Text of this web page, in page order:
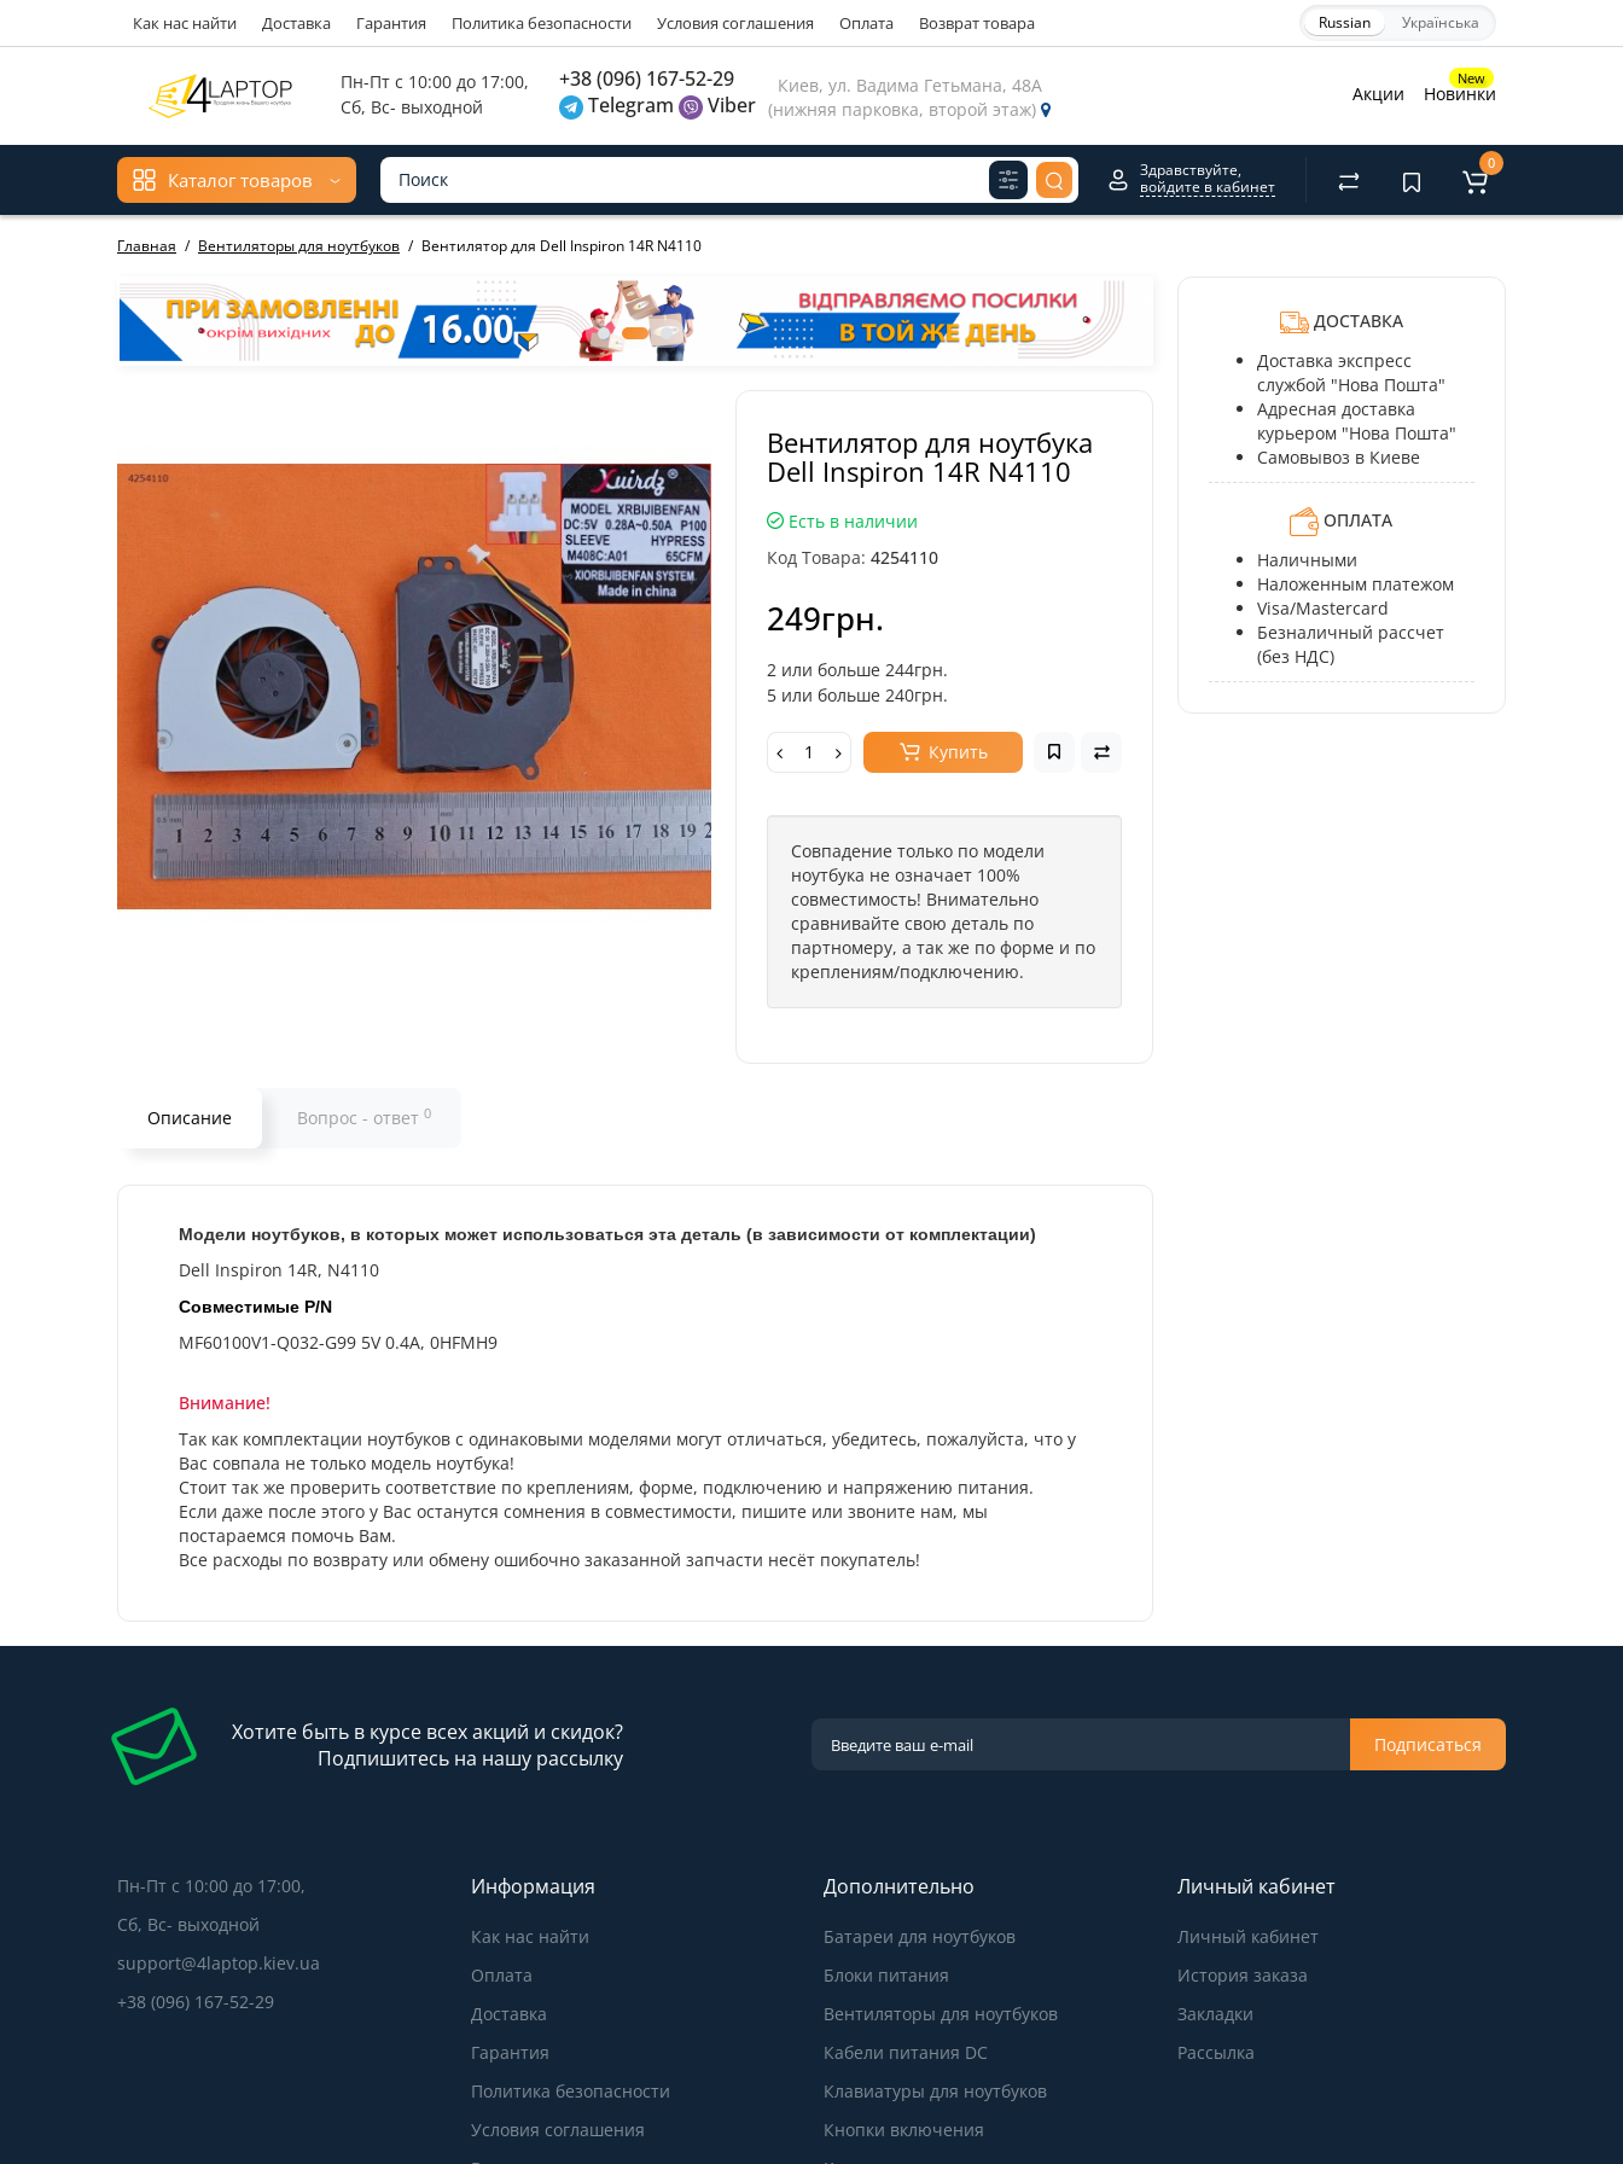
Как нас найти Доставка Гарантия Политика безопасности Условия соглашения Оплата Возврат товара Russian Українська
Пн-Пт с 10:00 до 17:00,
Сб, Вс- выходной
+38 (096) 167-52-29
Telegram
Viber
Киев, ул. Вадима Гетьмана, 48А
(нижняя парковка, второй этаж)
Акции
New
Новинки
Каталог товаров
Здравствуйте,
войдите в кабинет
0
Главная Вентиляторы для ноутбуков Вентилятор для Dell Inspiron 14R N4110
Мова магазину
Russian
Українська
Закрити
Вентилятор для ноутбука
Dell Inspiron 14R N4110
Есть в наличии
Код Товара: 4254110
249грн.
2 или больше 244грн.
5 или больше 240грн.
Купить
Совпадение только по модели
ноутбука не означает 100%
совместимость! Внимательно
сравнивайте свою деталь по
партномеру, а так же по форме и по
креплениям/подключению.
Описание Вопрос - ответ 0
Модели ноутбуков, в которых может использоваться эта деталь (в зависимости от комплектации)
Dell Inspiron 14R, N4110
Совместимые P/N
MF60100V1-Q032-G99 5V 0.4A, 0HFMH9
Внимание!
Так как комплектации ноутбуков с одинаковыми моделями могут отличаться, убедитесь, пожалуйста, что у
Вас совпала не только модель ноутбука!
Стоит так же проверить соответствие по креплениям, форме, подключению и напряжению питания.
Если даже после этого у Вас останутся сомнения в совместимости, пишите или звоните нам, мы
постараемся помочь Вам.
Все расходы по возврату или обмену ошибочно заказанной запчасти несёт покупатель!
ДОСТАВКА
Доставка экспресс
службой "Нова Пошта"
Адресная доставка
курьером "Нова Пошта"
Самовывоз в Киеве
ОПЛАТА
Наличными
Наложенным платежом
Visa/Mastercard
Безналичный рассчет
(без НДС)
Хотите быть в курсе всех акций и скидок?
Подпишитесь на нашу рассылку
Подписаться
Пн-Пт с 10:00 до 17:00,
Сб, Вс- выходной
support@4laptop.kiev.ua
+38 (096) 167-52-29
Информация
Как нас найти
Оплата
Доставка
Гарантия
Политика безопасности
Условия соглашения
Дополнительно
Батареи для ноутбуков
Блоки питания
Вентиляторы для ноутбуков
Кабели питания DC
Клавиатуры для ноутбуков
Кнопки включения
Личный кабинет
Личный кабинет
История заказа
Закладки
Рассылка